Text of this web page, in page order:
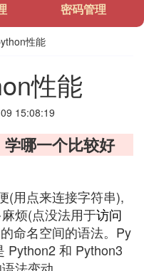
密码管理
性能
性能
15:08:19
哪一个比较好
(用点来连接字符串),
烦(点没法用于访问
命名空间的语法。Py
Python2 和 Python3